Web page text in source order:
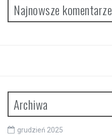
Najnowsze komentarze
Archiwa
grudzień 2025